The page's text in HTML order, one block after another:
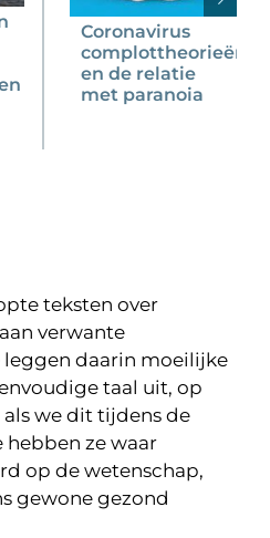
Coronavirus
complottheorieën
en de relatie
met paranoia
teksten over
verwante
daarin moeilijke
taal uit, op
we dit tijdens de
hebben ze waar
op de wetenschap,
gewone gezond